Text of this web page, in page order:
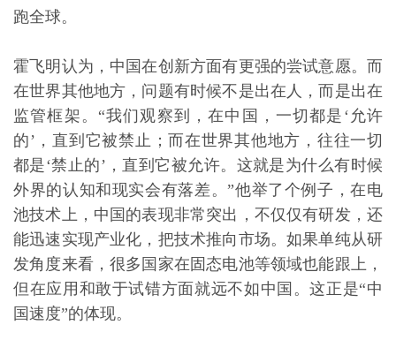
跑全球。
霍飞明认为，中国在创新方面有更强的尝试意愿。而
在世界其他地方，问题有时候不是出在人，而是出在
监管框架。“我们观察到，在中国，一切都是‘允许
的’，直到它被禁止；而在世界其他地方，往往一切
都是‘禁止的’，直到它被允许。这就是为什么有时候
外界的认知和现实会有落差。”他举了个例子，在电
池技术上，中国的表现非常突出，不仅仅有研发，还
能迅速实现产业化，把技术推向市场。如果单纯从研
发角度来看，很多国家在固态电池等领域也能跟上，
但在应用和敢于试错方面就远不如中国。这正是“中
国速度”的体现。